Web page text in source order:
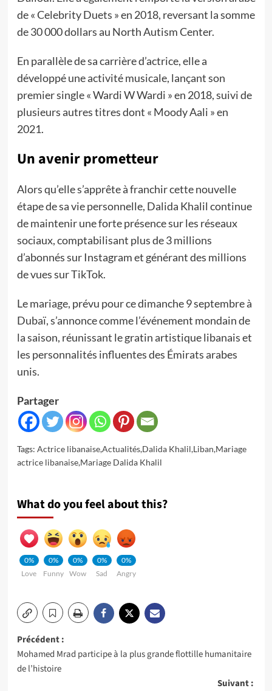
de « Celebrity Duets » en 2018, reversant la somme
de 30 000 dollars au North Autism Center.
En parallèle de sa carrière d’actrice, elle a
développé une activité musicale, lançant son
premier single « Wardi W Wardi » en 2018, suivi de
plusieurs autres titres dont « Moody Aali » en
2021.
Un avenir prometteur
Alors qu’elle s’apprête à franchir cette nouvelle
étape de sa vie personnelle, Dalida Khalil continue
de maintenir une forte présence sur les réseaux
sociaux, comptabilisant plus de 3 millions
d’abonnés sur Instagram et générant des millions
de vues sur TikTok.
Le mariage, prévu pour ce dimanche 9 septembre à
Dubaï, s’annonce comme l’événement mondain de
la saison, réunissant le gratin artistique libanais et
les personnalités influentes des Émirats arabes
unis.
Partager
Tags: Actrice libanaise,Actualités,Dalida Khalil,Liban,Mariage
actrice libanaise,Mariage Dalida Khalil
What do you feel about this?
0%
Love
0%
Funny
0%
Wow
0%
Sad
0%
Angry
Navigation
d’article
Précédent :
Mohamed Mrad participe à la plus grande flottille humanitaire
de l’histoire
Suivant :